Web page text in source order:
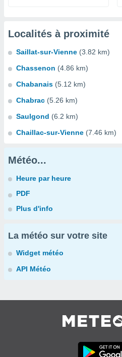
Localités à proximité
Saillat-sur-Vienne (3.82 km)
Chassenon (4.86 km)
Chabanais (5.12 km)
Chabrac (5.26 km)
Saulgond (6.2 km)
Chaillac-sur-Vienne (7.46 km)
Météo...
Heure par heure
PDF
Plus d'info
La météo sur votre site
Widget météo
API Météo